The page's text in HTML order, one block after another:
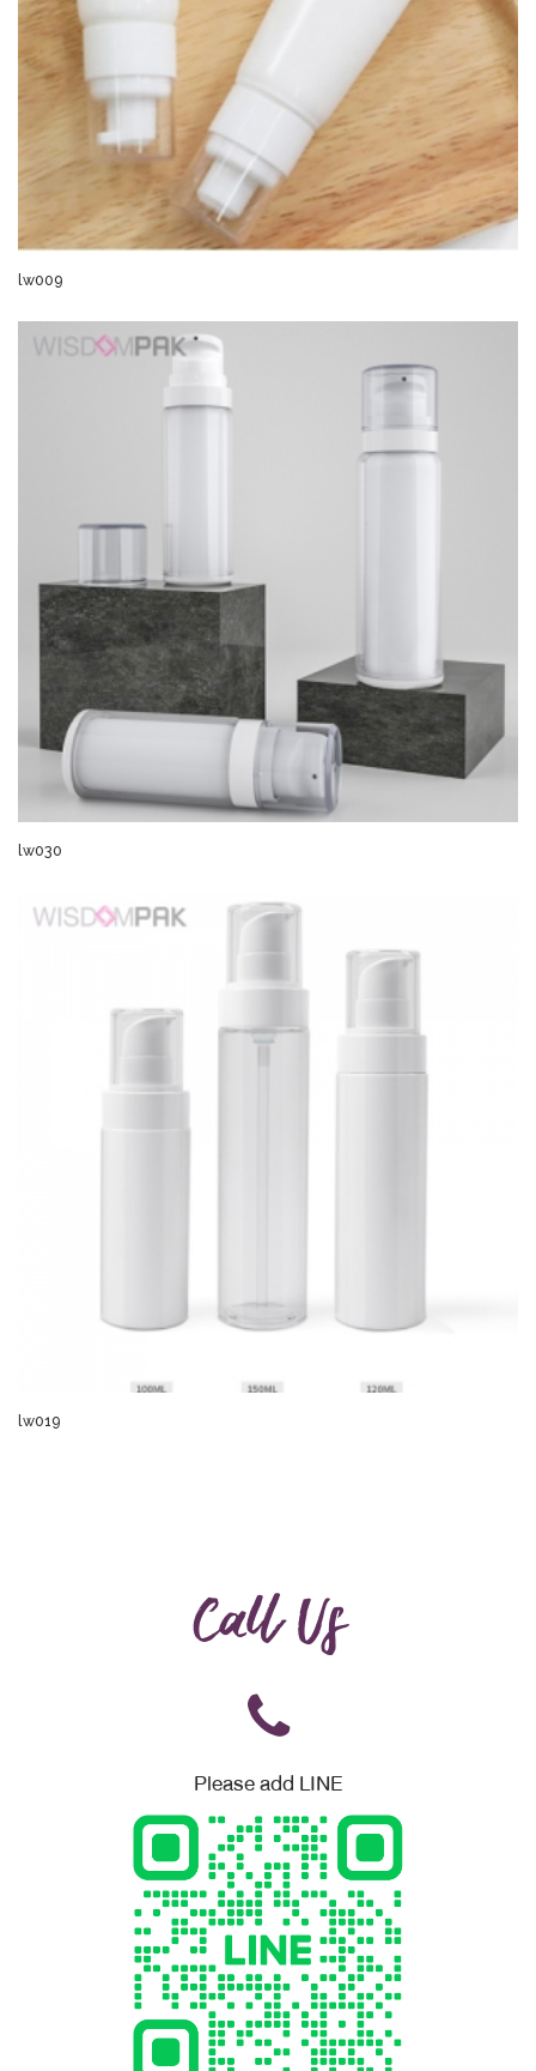
lw009
lw030
lw019
Call Us
Please add LINE